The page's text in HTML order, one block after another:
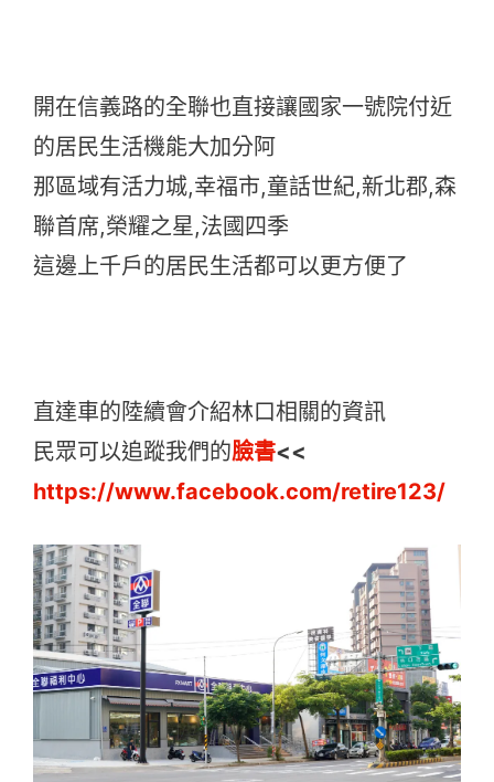
開在信義路的全聯也直接讓國家一號院付近
的居民生活機能大加分阿
那區域有活力城,幸福市,童話世紀,新北郡,森
聯首席,榮耀之星,法國四季
這邊上千戶的居民生活都可以更方便了
直達車的陸續會介紹林口相關的資訊
民眾可以追蹤我們的臉書<<
https://www.facebook.com/retire123/